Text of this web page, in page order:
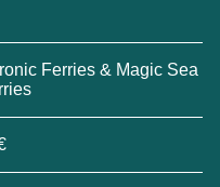
Ferries & Magic Sea